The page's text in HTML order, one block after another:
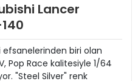
Lancer
efsanelerinden biri olan
Pop Race kalitesiyle 1/64
"Steel Silver" renk